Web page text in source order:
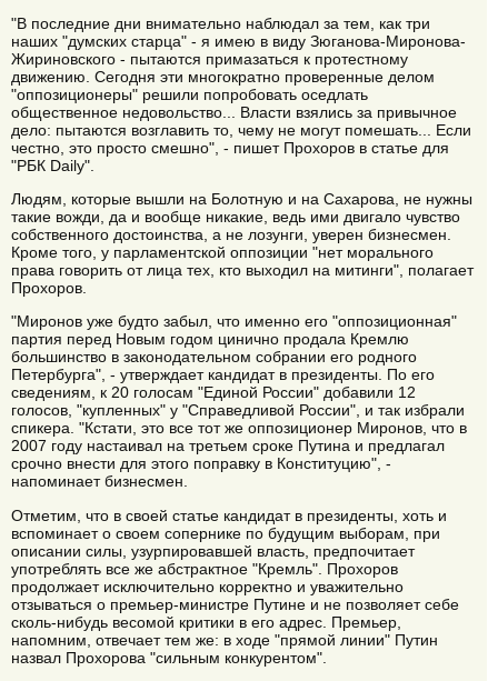
"В последние дни внимательно наблюдал за тем, как три
наших "думских старца" - я имею в виду Зюганова-Миронова-
Жириновского - пытаются примазаться к протестному
движению. Сегодня эти многократно проверенные делом
"оппозиционеры" решили попробовать оседлать
общественное недовольство... Власти взялись за привычное
дело: пытаются возглавить то, чему не могут помешать... Если
честно, это просто смешно", - пишет Прохоров в статье для
"РБК Daily".
Людям, которые вышли на Болотную и на Сахарова, не нужны
такие вожди, да и вообще никакие, ведь ими двигало чувство
собственного достоинства, а не лозунги, уверен бизнесмен.
Кроме того, у парламентской оппозиции "нет морального
права говорить от лица тех, кто выходил на митинги", полагает
Прохоров.
"Миронов уже будто забыл, что именно его "оппозиционная"
партия перед Новым годом цинично продала Кремлю
большинство в законодательном собрании его родного
Петербурга", - утверждает кандидат в президенты. По его
сведениям, к 20 голосам "Единой России" добавили 12
голосов, "купленных" у "Справедливой России", и так избрали
спикера. "Кстати, это все тот же оппозиционер Миронов, что в
2007 году настаивал на третьем сроке Путина и предлагал
срочно внести для этого поправку в Конституцию", -
напоминает бизнесмен.
Отметим, что в своей статье кандидат в президенты, хоть и
вспоминает о своем сопернике по будущим выборам, при
описании силы, узурпировавшей власть, предпочитает
употреблять все же абстрактное "Кремль". Прохоров
продолжает исключительно корректно и уважительно
отзываться о премьер-министре Путине и не позволяет себе
сколь-нибудь весомой критики в его адрес. Премьер,
напомним, отвечает тем же: в ходе "прямой линии" Путин
назвал Прохорова "сильным конкурентом".